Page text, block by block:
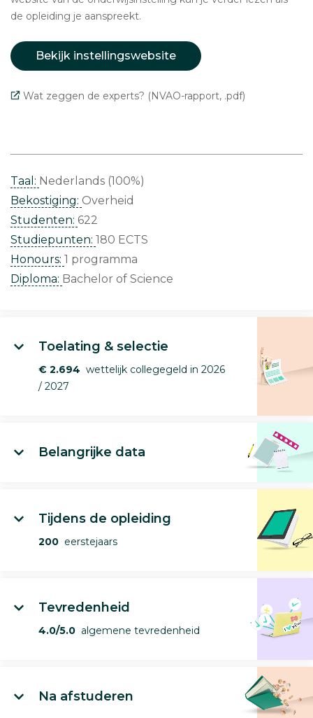
de opleiding je aanspreekt.
Bekijk instellingswebsite
Wat zeggen de experts? (NVAO-rapport, .pdf)
Taal: Nederlands (100%)
Bekostiging: Overheid
Studenten: 622
Studiepunten: 180 ECTS
Honours: 1 programma
Diploma: Bachelor of Science
Toelating & selectie
€ 2.694 wettelijk collegegeld in 2026
/ 2027
Belangrijke data
Tijdens de opleiding
200 eerstejaars
Tevredenheid
4.0/5.0 algemene tevredenheid
Na afstuderen